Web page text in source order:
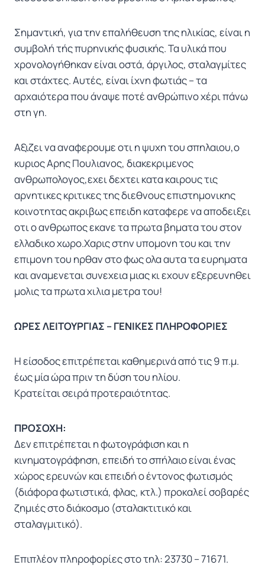
Σημαντική, για την επαλήθευση της ηλικίας, είναι η
συμβολή τής πυρηνικής φυσικής. Τα υλικά που
χρονολογήθηκαν είναι οστά, άργιλος, σταλαγμίτες
και στάχτες. Αυτές, είναι ίχνη φωτιάς – τα
αρχαιότερα που άναψε ποτέ ανθρώπινο χέρι πάνω
στη γη.
Αξιζει να αναφερουμε οτι η ψυχη του σπηλαιου,ο
κυριος Αρης Πουλιανος, διακεκριμενος
ανθρωπολογος,εχει δεχτει κατα καιρους τις
αρνητικες κριτικες της διεθνους επιστημονικης
κοινοτητας ακριβως επειδη καταφερε να αποδειξει
οτι ο ανθρωπος εκανε τα πρωτα βηματα του στον
ελλαδικο χωρο.Χαρις στην υπομονη του και την
επιμονη του ηρθαν στο φως ολα αυτα τα ευρηματα
και αναμενεται συνεχεια μιας κι εχουν εξερευνηθει
μολις τα πρωτα χιλια μετρα του!
ΩΡΕΣ ΛΕΙΤΟΥΡΓΙΑΣ – ΓΕΝΙΚΕΣ ΠΛΗΡΟΦΟΡΙΕΣ
Η είσοδος επιτρέπεται καθημερινά από τις 9 π.μ.
έως μία ώρα πριν τη δύση του ηλίου.
Κρατείται σειρά προτεραιότητας.
ΠΡΟΣΟΧΗ:
Δεν επιτρέπεται η φωτογράφιση και η
κινηματογράφηση, επειδή το σπήλαιο είναι ένας
χώρος ερευνών και επειδή ο έντονος φωτισμός
(διάφορα φωτιστικά, φλας, κτλ.) προκαλεί σοβαρές
ζημιές στο διάκοσμο (σταλακτιτικό και
σταλαγμιτικό).
Επιπλέον πληροφορίες στο τηλ: 23730 – 71671.